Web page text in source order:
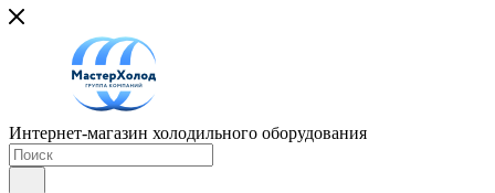
Интернет-магазин холодильного оборудования